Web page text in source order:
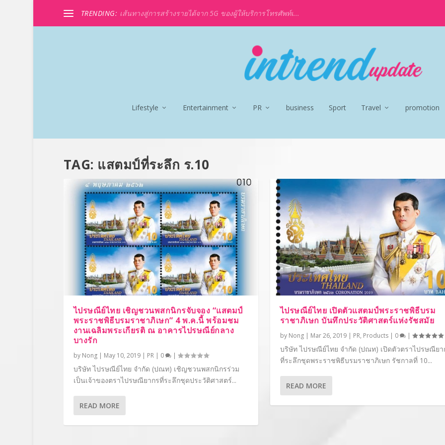
TRENDING: เส้นทางสู่การสร้างรายได้จาก 5G ของผู้ให้บริการโทรศัพท์เ...
Lifestyle Entertainment PR business Sport Travel promotion
TAG: แสตมป์ที่ระลึก ร.10
ไปรษณีย์ไทย เชิญชวนพสกนิกรจับจอง “แสตมป์
พระราชพิธีบรมราชาภิเษก” 4 พ.ค.นี้ พร้อมชม
งานเฉลิมพระเกียรติ ณ อาคารไปรษณีย์กลาง
บางรัก
by Nong| May 10, 2019| PR| 0 |
บริษัท ไปรษณีย์ไทย จำกัด (ปณท) เชิญชวนพสกนิกรร่วม
เป็นเจ้าของตราไปรษณียากรที่ระลึกชุดประวัติศาสตร์...
READ MORE
ไปรษณีย์ไทย เปิดตัวแสตมป์พระราชพิธีบรม
ราชาภิเษก บันทึกประวัติศาสตร์แห่งรัชสมัย
by Nong| Mar 26, 2019| PR, Products| 0 |
บริษัท ไปรษณีย์ไทย จำกัด (ปณท) เปิดตัวตราไปรษณียา
ที่ระลึกชุดพระราชพิธีบรมราชาภิเษก รัชกาลที่ 10...
READ MORE